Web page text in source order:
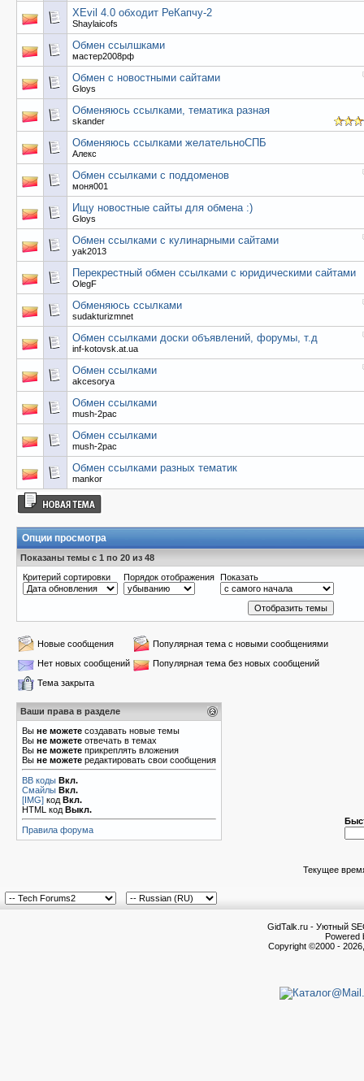
XEvil 4.0 обходит РеКапчу-2
Shaylaicofs
Обмен ссылшками
мастер2008рф
Обмен с новостными сайтами
Gloys
Обменяюсь ссылками, тематика разная
skander
Обменяюсь ссылками желательноСПБ
Алекс
Обмен ссылками с поддоменов
моня001
Ищу новостные сайты для обмена :)
Gloys
Обмен ссылками с кулинарными сайтами
yak2013
Перекрестный обмен ссылками с юридическими сайтами
OlegF
Обменяюсь ссылками
sudakturizmnet
Обмен ссылками доски объявлений, форумы, т.д
inf-kotovsk.at.ua
Обмен ссылками
akcesorya
Обмен ссылками
mush-2pac
Обмен ссылками
mush-2pac
Обмен ссылками разных тематик
mankor
Опции просмотра
Показаны темы с 1 по 20 из 48
Критерий сортировки
Порядок отображения Показать
Новые сообщения
Популярная тема с новыми сообщениями
Нет новых сообщений
Популярная тема без новых сообщений
Тема закрыта
Ваши права в разделе
Вы не можете создавать новые темы
Вы не можете отвечать в темах
Вы не можете прикреплять вложения
Вы не можете редактировать свои сообщения
BB коды Вкл.
Смайлы Вкл.
[IMG] код Вкл.
HTML код Выкл.
Правила форума
Текущее
GidTalk.ru - Уютный
Powered
Copyright ©2000 -